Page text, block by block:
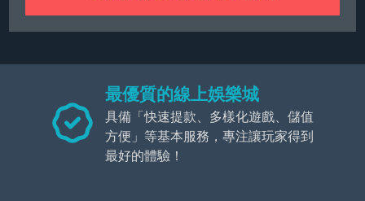
最優質的線上娛樂城
具備「快速提款、多樣化遊戲、儲值
方便」等基本服務，專注讓玩家得到
最好的體驗！